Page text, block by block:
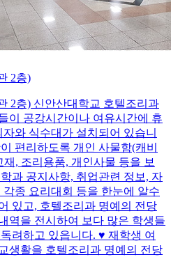
2층)
2층) 신안산대학교 호텔조리과
이 공강시간이나 여유시간에 휴
와 식수대가 설치되어 있습니
편리하도록 개인 사물함(캐비
, 조리용품, 개인사물 등을 보
과 공지사항, 취업관련 정보, 자
종 요리대회 등을 한눈에 알수
있고, 호텔조리과 명예의 전당
역을 전시하여 보다 많은 학생들
려하고 있읍니다. ♥ 재학생 여
생활을 호텔조리과 명예의 전당